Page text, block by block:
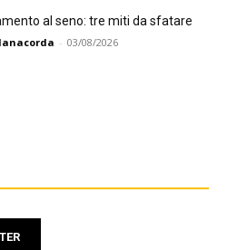
al seno: tre miti da sfatare
- 03/08/2026